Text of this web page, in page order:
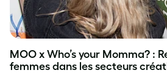
MOO x Who’s your Momma? :
femmes dans les secteurs